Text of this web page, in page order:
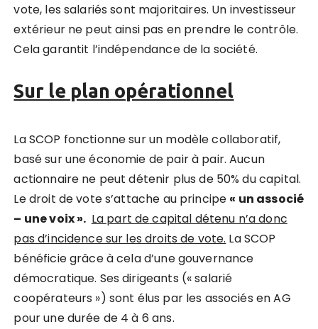
vote, les salariés sont majoritaires. Un investisseur
extérieur ne peut ainsi pas en prendre le contrôle.
Cela garantit l’indépendance de la société.
Sur le plan opérationnel
La SCOP fonctionne sur un modèle collaboratif,
basé sur une économie de pair à pair. Aucun
actionnaire ne peut détenir plus de 50% du capital.
Le droit de vote s’attache au principe « un associé
– une voix ». La part decapital détenu n’a donc
pas d’incidence sur les droits de vote. La SCOP
bénéficie grâce à cela d’une gouvernance
démocratique. Ses dirigeants (« salarié
coopérateurs ») sont élus par les associés en AG
pour une durée de 4 à 6 ans.